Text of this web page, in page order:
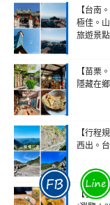
【台南
極佳。
旅遊景
【苗栗
隱藏在
【行程
西出。
【雲林